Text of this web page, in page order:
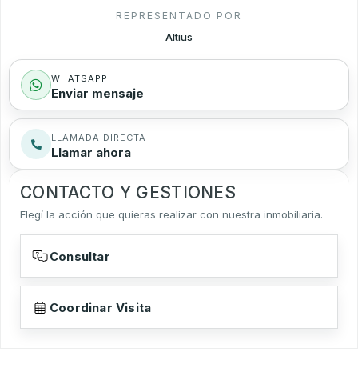
REPRESENTADO POR
Altius
WHATSAPP
Enviar mensaje
LLAMADA DIRECTA
Llamar ahora
CONTACTO Y GESTIONES
Elegí la acción que quieras realizar con nuestra inmobiliaria.
Consultar
Coordinar Visita